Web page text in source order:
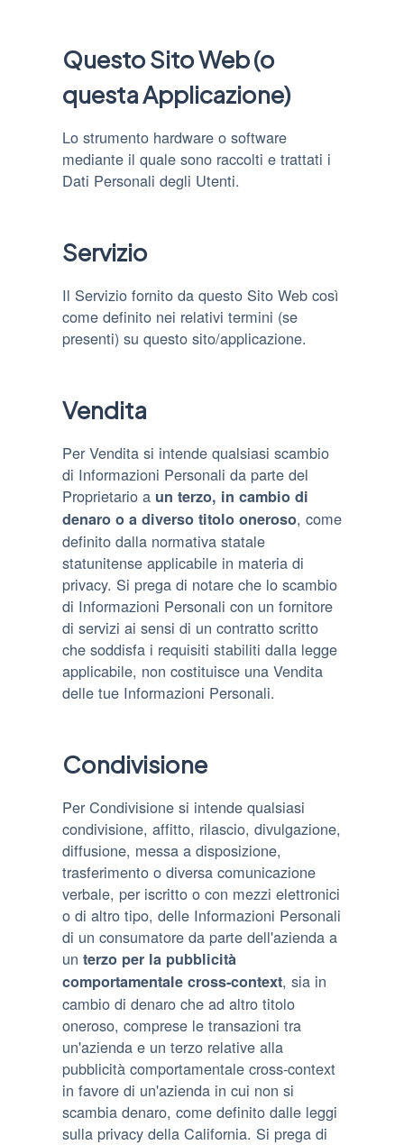
Questo Sito Web (o
questa Applicazione)
Lo strumento hardware o software
mediante il quale sono raccolti e trattati i
Dati Personali degli Utenti.
Servizio
Il Servizio fornito da questo Sito Web così
come definito nei relativi termini (se
presenti) su questo sito/applicazione.
Vendita
Per Vendita si intende qualsiasi scambio
di Informazioni Personali da parte del
Proprietario a un terzo, in cambio di
denaro o a diverso titolo oneroso, come
definito dalla normativa statale
statunitense applicabile in materia di
privacy. Si prega di notare che lo scambio
di Informazioni Personali con un fornitore
di servizi ai sensi di un contratto scritto
che soddisfa i requisiti stabiliti dalla legge
applicabile, non costituisce una Vendita
delle tue Informazioni Personali.
Condivisione
Per Condivisione si intende qualsiasi
condivisione, affitto, rilascio, divulgazione,
diffusione, messa a disposizione,
trasferimento o diversa comunicazione
verbale, per iscritto o con mezzi elettronici
o di altro tipo, delle Informazioni Personali
di un consumatore da parte dell'azienda a
un terzo per la pubblicità
comportamentale cross-context, sia in
cambio di denaro che ad altro titolo
oneroso, comprese le transazioni tra
un'azienda e un terzo relative alla
pubblicità comportamentale cross-context
in favore di un'azienda in cui non si
scambia denaro, come definito dalle leggi
sulla privacy della California. Si prega di